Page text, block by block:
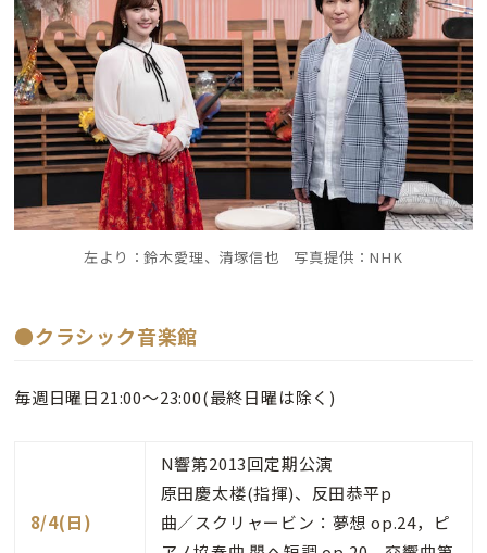
左より：鈴木愛理、清塚信也 写真提供：NHK
●クラシック音楽館
毎週日曜日21:00～23:00(最終日曜は除く)
8/4(日)
N響第2013回定期公演
原田慶太楼(指揮)、反田恭平p
曲／スクリャービン：夢想 op.24，ピ